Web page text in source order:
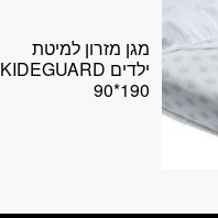
מגן מזרון למיטת
ילדים KIDEGUARD
90*190